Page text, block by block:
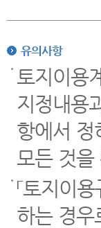
유의사항
토지이용
지정내용
항에서 정
모든 것을
「토지이
하는 경우